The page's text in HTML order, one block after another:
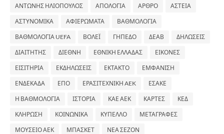
ΑΝΤΩΝΗΣ ΗΛΙΟΠΟΥΛΟΣ ΑΠΟΛΟΓΙΑ ΑΡΘΡΟ ΑΣΤΕΙΑ
ΑΣΤΥΝΟΜΙΚΑ ΑΦΙΕΡΩΜΑΤΑ ΒΑΘΜΟΛΟΓΙΑ
ΒΑΘΜΟΛΟΓΙΑ UEFA ΒΟΛΕΪ ΓΗΠΕΔΟ ΔΕΑΒ ΔΗΛΩΣΕΙΣ
ΔΙΑΙΤΗΤΗΣ ΔΙΕΘΝΗ ΕΘΝΙΚΗ ΕΛΛΑΔΑΣ ΕΙΚΟΝΕΣ
ΕΙΣΙΤΗΡΙΑ ΕΚΔΗΛΩΣΕΙΣ ΕΚΤΑΚΤΟ ΕΜΦΑΝΙΣΗ
ΕΝΔΕΚΑΔΑ ΕΠΟ ΕΡΑΣΙΤΕΧΝΙΚΗ AEK ΕΣΑΚΕ
Η ΒΑΘΜΟΛΟΓΙΑ ΙΣΤΟΡΙΑ ΚΑΕ ΑΕΚ ΚΑΡΤΕΣ ΚΕΔ
ΚΛΗΡΩΣΗ ΚΟΙΝΩΝΙΚΑ ΚΥΠΕΛΛΟ ΜΕΤΑΓΡΑΦΕΣ
ΜΟΥΣΕΙΟ ΑΕΚ ΜΠΑΣΚΕΤ ΝΕΑ ΣΕΖΟΝ